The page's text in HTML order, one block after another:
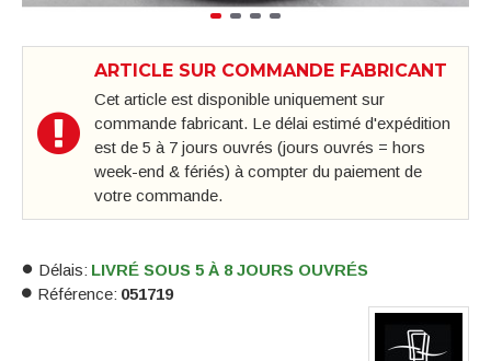
ARTICLE SUR COMMANDE FABRICANT
Cet article est disponible uniquement sur
commande fabricant. Le délai estimé d'expédition
est de 5 à 7 jours ouvrés (jours ouvrés = hors
week-end & fériés) à compter du paiement de
votre commande.
Délais: LIVRÉ SOUS 5 À 8 JOURS OUVRÉS
Référence: 051719